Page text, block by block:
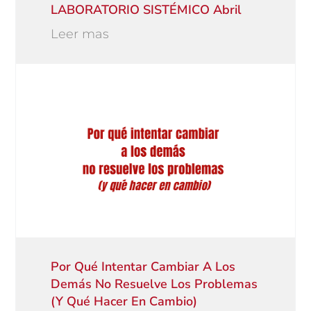
LABORATORIO SISTÉMICO Abril
Leer mas
Por Qué Intentar Cambiar A Los
Demás No Resuelve Los Problemas
(y Qué Hacer En Cambio)